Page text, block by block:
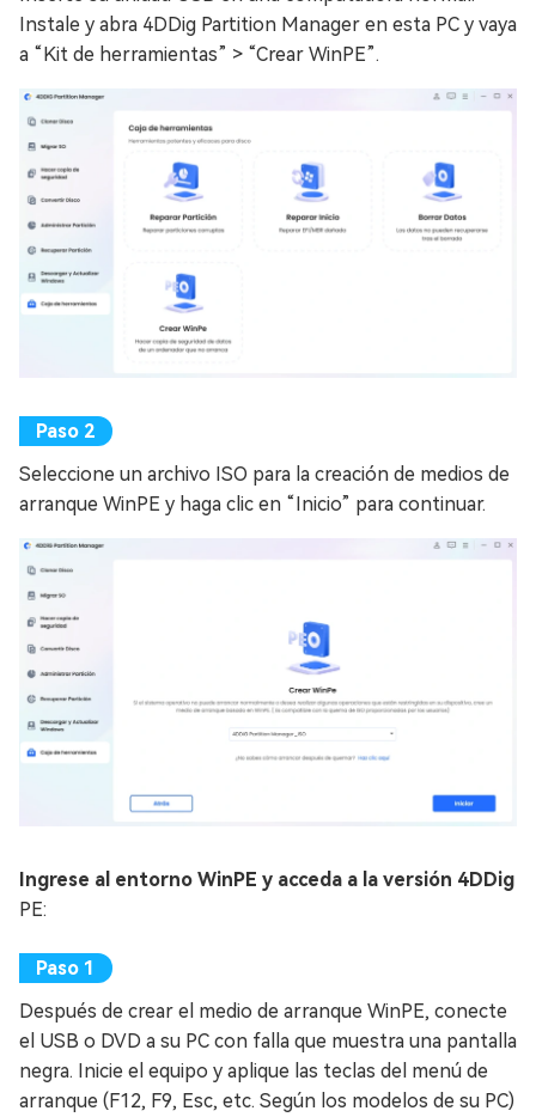
Instale y abra 4DDig Partition Manager en esta PC y vaya
a “Kit de herramientas” > “Crear WinPE”.
Seleccione un archivo ISO para la creación de medios de
arranque WinPE y haga clic en “Inicio” para continuar.
Ingrese al entorno WinPE y acceda a la versión 4DDig
PE:
Después de crear el medio de arranque WinPE, conecte
el USB o DVD a su PC con falla que muestra una pantalla
negra. Inicie el equipo y aplique las teclas del menú de
arranque (F12, F9, Esc, etc. Según los modelos de su PC)